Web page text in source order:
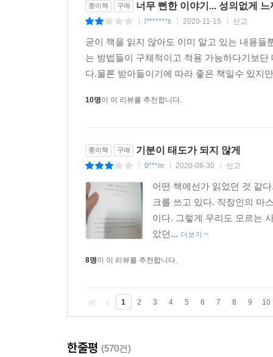
종이책 구매 너무 뻔한 이야기... 성의없게 느
l*******s 2020-11-15 신고
굳이 책을 읽지 않아도 이미 알고 있는 내용
는 방법들이 구체적이고 적용 가능하다기보
다.물론 받아들이기에 따라 좋은 책일수 있지
10명이 이 리뷰를 추천합니다.
종이책 구매 기분이 태도가 되지 않게
0***m 2020-08-30 신고
어떤 책에선가 읽었던 것 같
크를 쓰고 있다. 직장인의 마
이다. 그렇게 우리도 모르는
았던... 더보기
8명이 이 리뷰를 추천합니다.
1 2 3 4 5 6 7 8 9 10
한줄평 (570건)